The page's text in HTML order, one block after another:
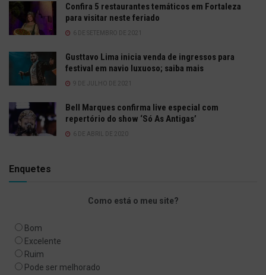
Confira 5 restaurantes temáticos em Fortaleza
para visitar neste feriado
6 DE SETEMBRO DE 2021
Gusttavo Lima inicia venda de ingressos para
festival em navio luxuoso; saiba mais
9 DE JULHO DE 2021
Bell Marques confirma live especial com
repertório do show ‘Só As Antigas’
6 DE ABRIL DE 2020
Enquetes
Como está o meu site?
Bom
Excelente
Ruim
Pode ser melhorado